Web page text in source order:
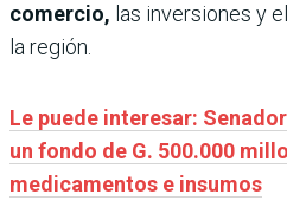
comercio, las inversiones y
la región.
Le puede interesar:
un fondo de G. 500.000
medicamentos e insumos